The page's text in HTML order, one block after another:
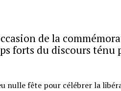
de la
forts du discours ténu
nulle fête pour célébrer la